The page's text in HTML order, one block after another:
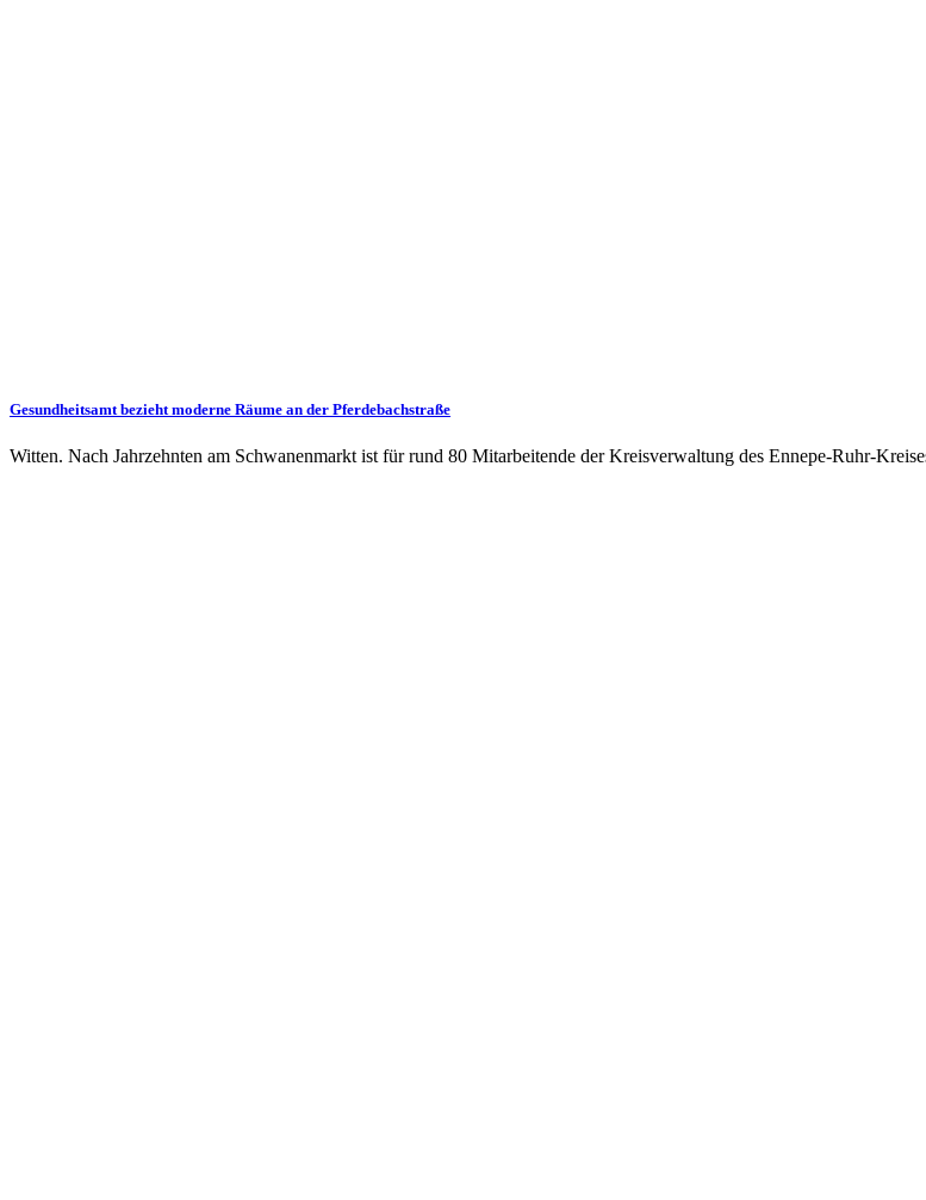
Gesundheitsamt bezieht moderne Räume an der Pferdebachstraße
Witten. Nach Jahrzehnten am Schwanenmarkt ist für rund 80 Mitarbeitende der Kreisverwaltung des Ennepe-Ruhr-